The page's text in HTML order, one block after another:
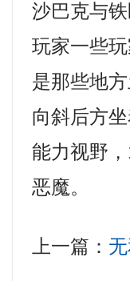
沙巴克与
玩家一些
是那些地
向斜后方
能力视野
恶魔。
上一篇：